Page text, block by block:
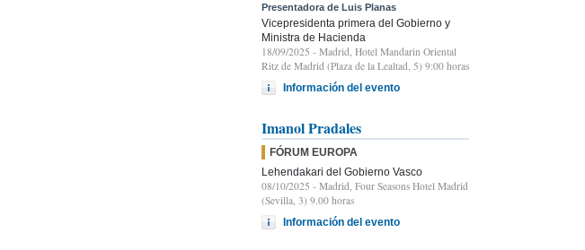
Presentadora de Luis Planas
Vicepresidenta primera del Gobierno y
Ministra de Hacienda
18/09/2025 - Madrid, Hotel Mandarin Oriental
Ritz de Madrid (Plaza de la Lealtad, 5) 9:00 horas
Información del evento
Imanol Pradales
FÓRUM EUROPA
Lehendakari del Gobierno Vasco
08/10/2025 - Madrid, Four Seasons Hotel Madrid
(Sevilla, 3) 9.00 horas
Información del evento